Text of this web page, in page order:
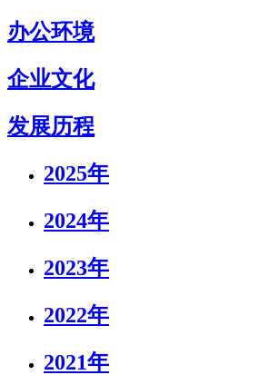
办公环境
企业文化
发展历程
2025年
2024年
2023年
2022年
2021年